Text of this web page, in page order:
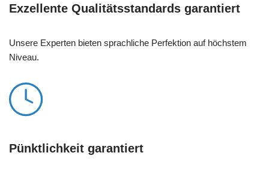
Exzellente Qualitätsstandards garantiert
Unsere Experten bieten sprachliche Perfektion auf höchstem
Niveau.
Pünktlichkeit garantiert